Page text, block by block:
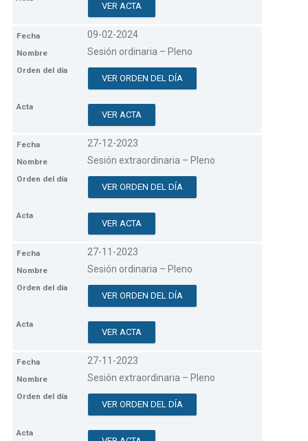
VER ACTA
09-02-2024
Sesión ordinaria – Pleno
VER ORDEN DEL DÍA
VER ACTA
27-12-2023
Sesión extraordinaria – Pleno
VER ORDEN DEL DÍA
VER ACTA
27-11-2023
Sesión ordinaria – Pleno
VER ORDEN DEL DÍA
VER ACTA
27-11-2023
Sesión extraordinaria – Pleno
VER ORDEN DEL DÍA